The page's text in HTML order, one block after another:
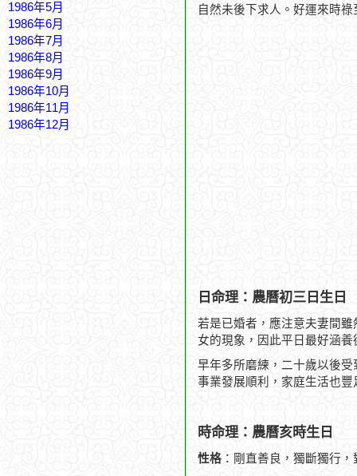
1986年5月
1986年6月
1986年7月
1986年8月
1986年9月
1986年10月
1986年11月
1986年12月
自然未後下求人。好運來時
日命理：農曆初三日生日
若是已婚者，應注意夫妻間
女的現象，因此平日最好涵
早年多所磨練，二十歲以後
事業發展順利，家庭生活也
時命理：農曆亥時生日
性格 ：剛直善良，獨斷獨行